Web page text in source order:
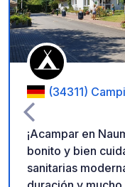
(34311)
¡Acampar en
bonito y bien
sanitarias